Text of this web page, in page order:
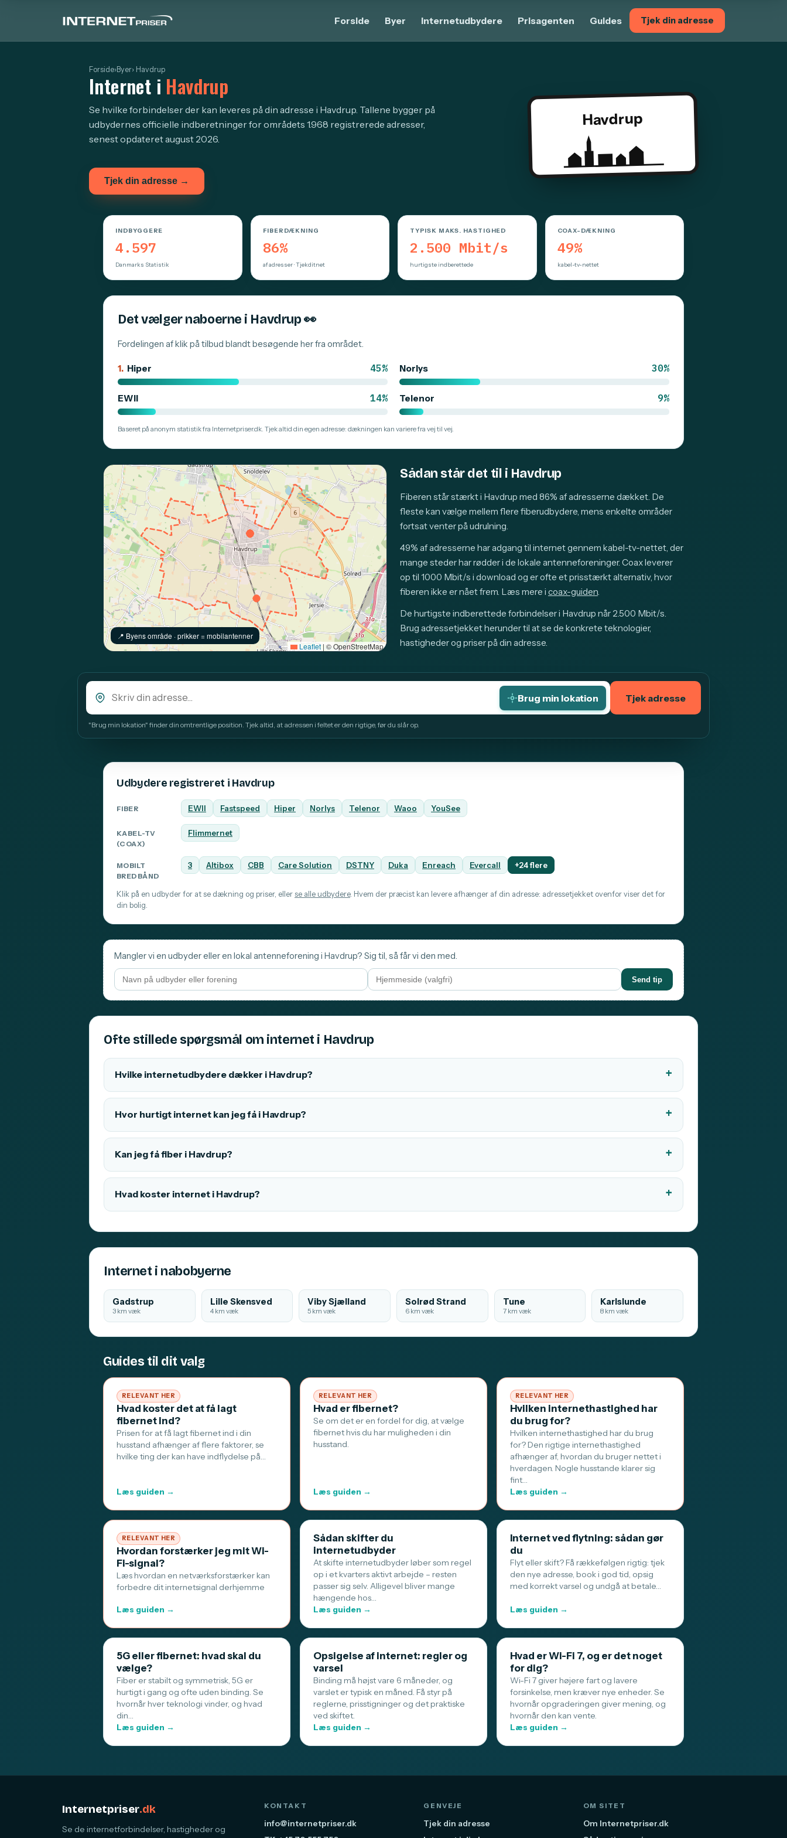
Forside Byer Internetudbydere Prisagenten Guides Tjek din adresse
Forside›Byer› Havdrup
Internet i Havdrup
Se hvilke forbindelser der kan leveres på din adresse i Havdrup. Tallene bygger på
udbydernes officielle indberetninger for områdets 1.968 registrerede adresser,
senest opdateret august 2026.
Tjek din adresse →
Havdrup
INDBYGGERE
4.597
Danmarks Statistik
FIBERDÆKNING
86%
af adresser · Tjekditnet
TYPISK MAKS. HASTIGHED
2.500 Mbit/s
hurtigste indberettede
COAX-DÆKNING
49%
kabel-tv-nettet
Det vælger naboerne i Havdrup👀
Fordelingen af klik på tilbud blandt besøgende her fra området.
1. Hiper 45% Norlys 30%
EWII 14% Telenor 9%
Baseret på anonym statistik fra Internetpriser.dk. Tjek altid din egen adresse: dækningen kan variere fra vej til vej.
📍️ Byens område · prikker = mobilantenner
Leaflet | © OpenStreetMap
Sådan står det til i Havdrup
Fiberen står stærkt i Havdrup med 86% af adresserne dækket. De
fleste kan vælge mellem flere fiberudbydere, mens enkelte områder
fortsat venter på udrulning.
49% af adresserne har adgang til internet gennem kabel-tv-nettet, der
mange steder har rødder i de lokale antenneforeninger. Coax leverer
op til 1000 Mbit/s i download og er ofte et prisstærkt alternativ, hvor
fiberen ikke er nået frem. Læs mere i coax-guiden.
De hurtigste indberettede forbindelser i Havdrup når 2.500 Mbit/s.
Brug adressetjekket herunder til at se de konkrete teknologier,
hastigheder og priser på din adresse.
Brug min lokation Tjek adresse
"Brug min lokation" finder din omtrentlige position. Tjek altid, at adressen i feltet er den rigtige, før du slår op.
Udbydere registreret i Havdrup
FIBER EWII Fastspeed Hiper Norlys Telenor Waoo YouSee
KABEL-TV
(COAX)
Flimmernet
MOBILT
BREDBÅND
3 Altibox CBB Care Solution DSTNY Duka Enreach Evercall +24 flere
Klik på en udbyder for at se dækning og priser, eller se alle udbydere. Hvem der præcist kan levere afhænger af din adresse: adressetjekket ovenfor viser det for
din bolig.
Mangler vi en udbyder eller en lokal antenneforening i Havdrup? Sig til, så får vi den med.
Send tip
Ofte stillede spørgsmål om internet i Havdrup
Hvilke internetudbydere dækker i Havdrup?
Hvor hurtigt internet kan jeg få i Havdrup?
Kan jeg få fiber i Havdrup?
Hvad koster internet i Havdrup?
Internet i nabobyerne
Gadstrup
3 km væk
Lille Skensved
4 km væk
Viby Sjælland
5 km væk
Solrød Strand
6 km væk
Tune
7 km væk
Karlslunde
8 km væk
Guides til dit valg
RELEVANT HER
Hvad koster det at få lagt
fibernet ind?
Prisen for at få lagt fibernet ind i din
husstand afhænger af flere faktorer, se
hvilke ting der kan have indflydelse på…
Læs guiden →
RELEVANT HER
Hvad er fibernet?
Se om det er en fordel for dig, at vælge
fibernet hvis du har muligheden i din
husstand.
Læs guiden →
RELEVANT HER
Hvilken internethastighed har
du brug for?
Hvilken internethastighed har du brug
for? Den rigtige internethastighed
afhænger af, hvordan du bruger nettet i
hverdagen. Nogle husstande klarer sig
fint…
Læs guiden →
RELEVANT HER
Hvordan forstærker jeg mit Wi-
Fi-signal?
Læs hvordan en netværksforstærker kan
forbedre dit internetsignal derhjemme
Læs guiden →
Sådan skifter du
internetudbyder
At skifte internetudbyder løber som regel
op i et kvarters aktivt arbejde – resten
passer sig selv. Alligevel bliver mange
hængende hos…
Læs guiden →
Internet ved flytning: sådan gør
du
Flyt eller skift? Få rækkefølgen rigtig: tjek
den nye adresse, book i god tid, opsig
med korrekt varsel og undgå at betale…
Læs guiden →
5G eller fibernet: hvad skal du
vælge?
Fiber er stabilt og symmetrisk, 5G er
hurtigt i gang og ofte uden binding. Se
hvornår hver teknologi vinder, og hvad
din…
Læs guiden →
Opsigelse af internet: regler og
varsel
Binding må højst vare 6 måneder, og
varslet er typisk en måned. Få styr på
reglerne, prisstigninger og det praktiske
ved skiftet.
Læs guiden →
Hvad er Wi-Fi 7, og er det noget
for dig?
Wi-Fi 7 giver højere fart og lavere
forsinkelse, men kræver nye enheder. Se
hvornår opgraderingen giver mening, og
hvornår den kan vente.
Læs guiden →
Internetpriser.dk
Se de internetforbindelser, hastigheder og
KONTAKT
info@internetpriser.dk
GENVEJE
Tjek din adresse
OM SITET
Om Internetpriser.dk